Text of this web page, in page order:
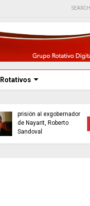
SEARCH
Rotativos
prisión al exgobernador
de Nayarit, Roberto
Sandoval